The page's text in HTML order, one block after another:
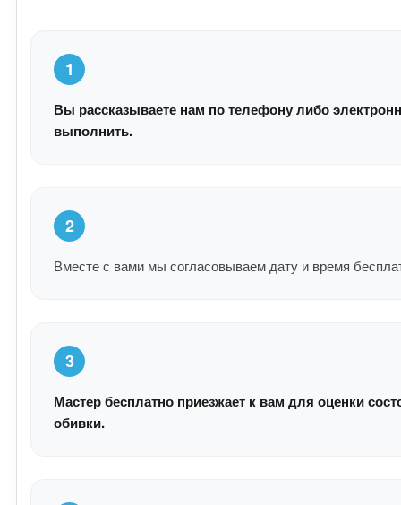
1
Вы рассказываете нам по телефону либо
выполнить.
2
Вместе с вами мы согласовываем дату и время
3
Мастер бесплатно приезжает к вам для оценки
обивки.